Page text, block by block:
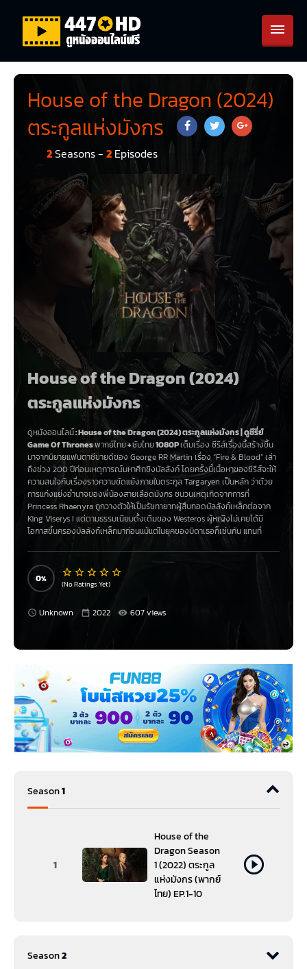
House of the Dragon (2024)
ตระกูลแห่งมังกร
2Seasons - 2Episodes
House of the Dragon (2024)
ตระกูลแห่งมังกร
ดูหนังออนไลน์:House of the Dragon (2024) ตระกูลแห่งมังกร|ดูชีรี่ย์
Game Of Thronesพากย์ไทย+ซับไทย1080Pเต็มเรื่อง ซีรีส์เรื่องนี้สร้างขึ้น
มาจากนิยายแฟนตาซีขายดีของ George RR Martin เรื่อง “Fire & Blood” เล่า
ถึงช่วง 200 ปีก่อนเหตุการณ์มหาศึกชิงบัลลังก์ โดยครั้งนี้เนื้อหาของซีรีส์จะให้
ความสนใจกับเรื่องราวความขัดแย้งภายในตระกูล Targaryen เป็นหลัก ว่าด้วย
การแก่งแย่งอำนาจของพี่น้องสายเลือดมังกร ชนวนเหตุเกิดจากการที่
Princess Rhaenyra ถูกวางตัวให้เป็นรัชทายาทผู้สืบทอดบัลลังก์เหล็กต่อจาก
King Viserys I แต่ตามธรรมเนียมดั้งเดิมของ Westeros ผู้หญิงไม่เคยได้มี
โอกาสขึ้นครองบัลลังก์เหล็กมาก่อนแม้แต่ในยุคของบิดาเธอก็เช่นกัน แทนที่
Princess Rhaenys หลานสาวคนโตของพระราชาองค์ก่อนที่อายุมากกว่า
Viserys จะได้ขึ้นครองราชย์ แต่เนื่องจากเธอเป็นผู้หญิงจึงทำให้สิทธิ์ในการขึ้น
ครองบัลลังก์เหล็กตกเป็นของ Viserys แทน ด้วยเหตุนี้เองจึงทำให้ผู้ชายที่มีสิทธิ์
ในบัลลังก์พอๆ กับ Rhaenyra เกิดความไม่พอใจที่จะต้องมาทนเห็นผู้หญิงก้าว
ขึ้นมาปกครองอาณาจักร จนกลายเป็นสงครามกลางเมืองครั้งใหญ่ที่จะนำพา
House of the Dragonซีรีส์ภาคแยก ย้อนไปเล่าเรื่องราวของตระกูลทาร์แก
เรียนที่ปกครองเวสเทอรอสมา 300 ปี ซึ่งเราน่าจะคุ้นเคยกับตระกูลนี้ดี เพราะ
ดูซีรีส์House of the Dragonกัน
ยาวๆ เราได้เตรียมความพร้อมให้แฟนซีรีส์เป็นที่เรียบร้อย กับข้อมูลที่จะทำให้ย้อน
อดีตไปลุ้นกับการชิงบัลลังก์ตระกูลทาร์แกเรียนสนุกมากยิ่งขึ้น
ทาร์มไลน์ ซีรี่ย์ และ เหตุการณ์ที่เกิดขึ้น
ตระกูลทาร์แกเรียนที่ปกครองเวสเทอรอส 300 ปี ด้วยความเข้มแข็ง
เล่าถึงช่วงเวลา 172 ปีก่อน แดเนริส ทาร์แกเรียน หรือแม่มังกรแห่ง
Game of Thrones ถือกำเนิด
เลือดมังกร ก็คือเลือดของวาลีเรียนที่สืบทอดในตระกูลทาร์แกเรียน
กษัตริย์วิเซริส พ่อของ เรเนียรา ทาร์แกเรียน
เจ้าชายเดมอน ทาร์แกเรียน น้องชายสายโหดจัด ที่ต้องการครอบ
ครองบัลลังก์ต่อจากพี่ชาย
ออตโต ไฮทาวเวอร์ หัตถ์ราชา และลูกสาว แอลิเซนต์ ไฮทาวเวอร์
แค่อีพีแรกก็มีฉากมังกรแล้ว และไม่ใช่แค่ตัวเดียว!
0 (No Ratings Yet)
Unknown 2022 607 views
Season1
1
House of the
Dragon Season
1 (2022) ตระกูล
แห่งมังกร (พากย์
ไทย) EP.1-10
Season2